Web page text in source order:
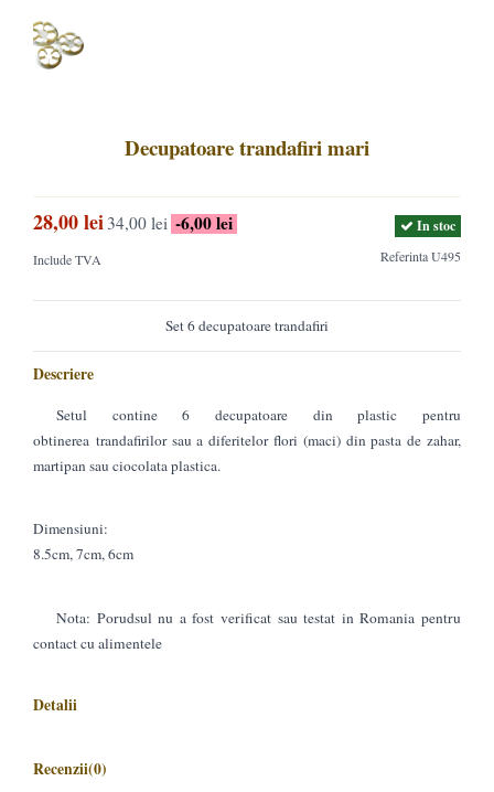
Decupatoare trandafiri mari
ReferintaU495
In stoc
28,00 lei 34,00 lei -6,00 lei
Include TVA
Set 6 decupatoare trandafiri
Descriere
Setul contine 6 decupatoare din plastic pentru
obtinerea trandafirilor sau a diferitelor flori (maci) din pasta de zahar,
martipan sau ciocolata plastica.
Dimensiuni:
8.5cm, 7cm, 6cm
Nota: Porudsul nu a fost verificat sau testat in Romania pentru
contact cu alimentele
Detalii
Recenzii(0)